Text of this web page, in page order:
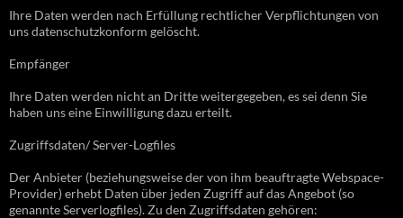
Ihre Daten werden nach Erfüllung rechtlicher Verpflichtungen von
uns datenschutzkonform gelöscht.
Empfänger
Ihre Daten werden nicht an Dritte weitergegeben, es sei denn Sie
haben uns eine Einwilligung dazu erteilt.
Zugriffsdaten/ Server-Logfiles
Der Anbieter (beziehungsweise der von ihm beauftragte Webspace-
Provider) erhebt Daten über jeden Zugriff auf das Angebot (so
genannte Serverlogfiles). Zu den Zugriffsdaten gehören: